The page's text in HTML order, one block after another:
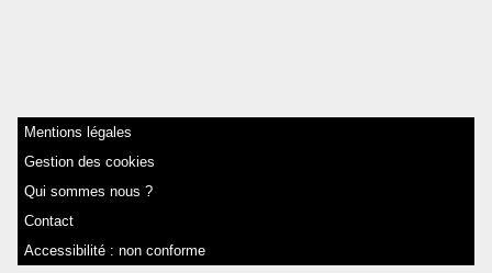
Mentions légales
Gestion des cookies
Qui sommes nous ?
Contact
Accessibilité : non conforme